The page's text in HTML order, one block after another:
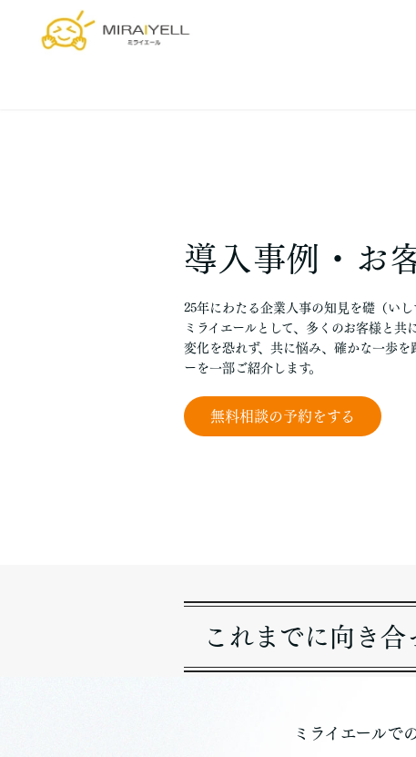
導入事例・お
25年にわたる企業人事の知見を礎（いし
ミライエールとして、多くのお客様と共
変化を恐れず、共に悩み、確かな一歩を
ーを一部ご紹介します。
無料相談の予約をする
これまでに向き
ミライエールで